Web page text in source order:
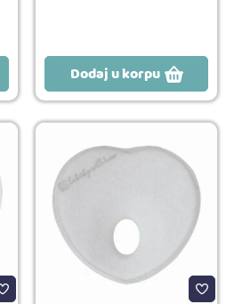
Dodaj u korpu